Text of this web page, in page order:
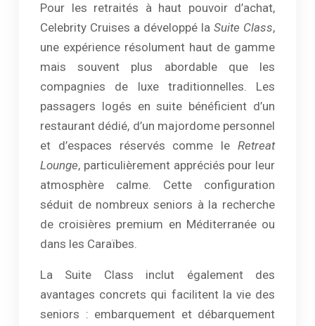
Pour les retraités à haut pouvoir d’achat,
Celebrity Cruises a développé la Suite Class,
une expérience résolument haut de gamme
mais souvent plus abordable que les
compagnies de luxe traditionnelles. Les
passagers logés en suite bénéficient d’un
restaurant dédié, d’un majordome personnel
et d’espaces réservés comme le Retreat
Lounge, particulièrement appréciés pour leur
atmosphère calme. Cette configuration
séduit de nombreux seniors à la recherche
de croisières premium en Méditerranée ou
dans les Caraïbes.
La Suite Class inclut également des
avantages concrets qui facilitent la vie des
seniors : embarquement et débarquement